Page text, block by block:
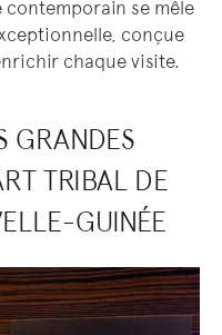
contemporain se mêle
conçue
chaque visite.
GRANDES
TRIBAL DE
GUINÉE